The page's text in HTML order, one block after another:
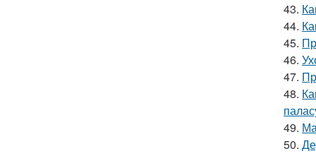
43.
44.
45.
46.
47.
48.
49.
50.